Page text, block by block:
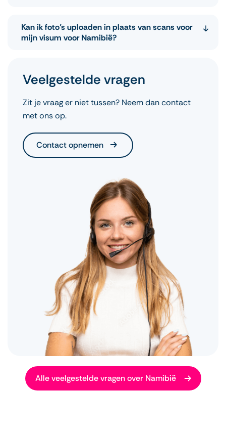
Nee, u moet reizen met hetzelfde paspoort dat u
heeft gebruikt voor uw visumaanvraag.
Kan ik foto’s uploaden in plaats van scans voor
mijn visum voor Namibië?
leesbaar zijn en aan de vereisten voldoen.
Veelgestelde vragen
Zit je vraag er niet tussen? Neem dan contact
met ons op.
Contact opnemen
Alle veelgestelde vragen over Namibië